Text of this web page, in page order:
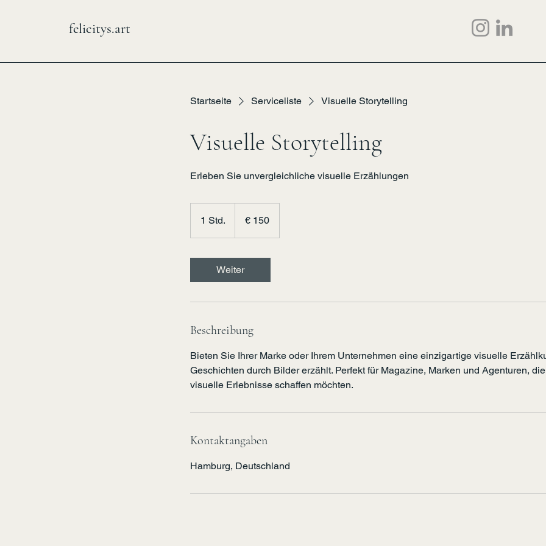
felicitys.art
Startseite Serviceliste Visuelle Storytelling
Visuelle Storytelling
Erleben Sie unvergleichliche visuelle Erzählungen
1 Std.
S
€ 150
Weiter
Beschreibung
Bieten Sie Ihrer Marke oder Ihrem Unternehmen eine einzigartige visuelle
Geschichten durch Bilder erzählt. Perfekt für Magazine, Marken und Agenturen,
visuelle Erlebnisse schaffen möchten.
Kontaktangaben
Hamburg, Deutschland